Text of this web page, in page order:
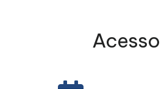
Acesso